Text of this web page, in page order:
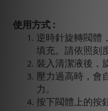
使用方式 :
逆時針旋轉閥體
填充。請依照刻
裝入清潔液後，
壓力過高時，會
力。
按下閥體上的按